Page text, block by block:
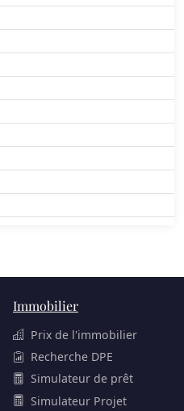
Immobilier
Prix de l'immobilier
Recherche DPE
Simulateur de prêt
Simulateur Projet